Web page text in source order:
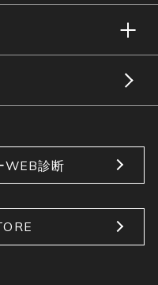
WEB診断